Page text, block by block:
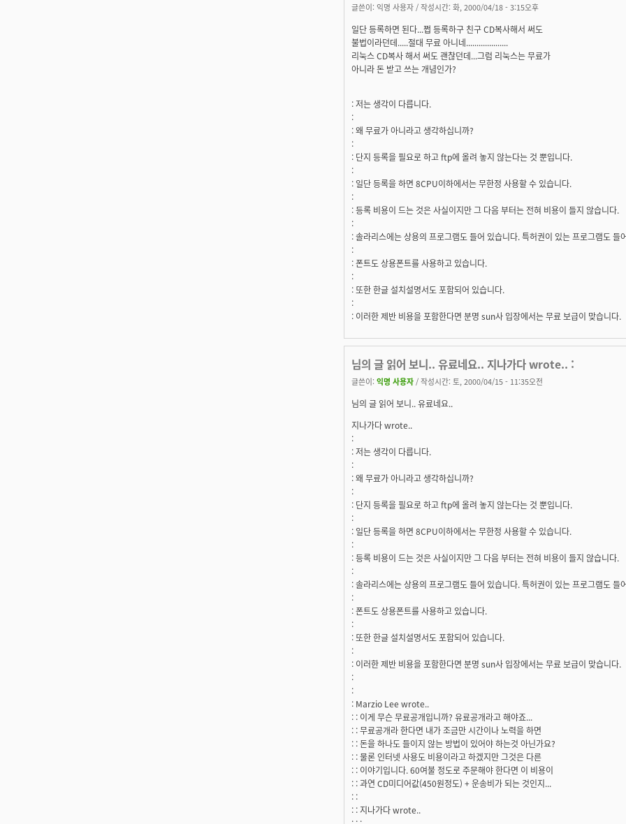
글쓴이: 익명 사용자 / 작성시간: 화, 2000/04/18 - 3:15오후
일단 등록하면 된다...쩝 등록하구 친구 CD복사해서 써도
불법이라던데.....절대 무료 아니네....................
리눅스 CD복사 해서 써도 괜찮던데...그럼 리눅스는 무료가
아니라 돈 받고 쓰는 개념인가?
: 저는 생각이 다릅니다.
:
: 왜 무료가 아니라고 생각하십니까?
:
: 단지 등록을 필요로 하고 ftp에 올려 놓지 않는다는 것 뿐입니다.
:
: 일단 등록을 하면 8CPU이하에서는 무한정 사용할 수 있습니다.
:
: 등록 비용이 드는 것은 사실이지만 그 다음 부터는 전혀 비용이 들지 않습니다.
:
: 솔라리스에는 상용의 프로그램도 들어 있습니다. 특허권이 있는 프로그램도 들
:
: 폰트도 상용폰트를 사용하고 있습니다.
:
: 또한 한글 설치설명서도 포함되어 있습니다.
:
: 이러한 제반 비용을 포함한다면 분명 sun사 입장에서는 무료 보급이 맞습니다.
님의 글 읽어 보니.. 유료네요.. 지나가다 wrote.. :
글쓴이: 익명 사용자 / 작성시간: 토, 2000/04/15 - 11:35오전
님의 글 읽어 보니.. 유료네요..
지나가다 wrote..
:
: 저는 생각이 다릅니다.
:
: 왜 무료가 아니라고 생각하십니까?
:
: 단지 등록을 필요로 하고 ftp에 올려 놓지 않는다는 것 뿐입니다.
:
: 일단 등록을 하면 8CPU이하에서는 무한정 사용할 수 있습니다.
:
: 등록 비용이 드는 것은 사실이지만 그 다음 부터는 전혀 비용이 들지 않습니다.
:
: 솔라리스에는 상용의 프로그램도 들어 있습니다. 특허권이 있는 프로그램도 들
:
: 폰트도 상용폰트를 사용하고 있습니다.
:
: 또한 한글 설치설명서도 포함되어 있습니다.
:
: 이러한 제반 비용을 포함한다면 분명 sun사 입장에서는 무료 보급이 맞습니다.
:
:
: Marzio Lee wrote..
: : 이게 무슨 무료공개입니까? 유료공개라고 해야죠...
: : 무료공개라 한다면 내가 조금만 시간이나 노력을 하면
: : 돈을 하나도 들이지 않는 방법이 있어야 하는것 아닌가요?
: : 물론 인터넷 사용도 비용이라고 하겠지만 그것은 다른
: : 이야기입니다. 60여불 정도로 주문해야 한다면 이 비용이
: : 과연 CD미디어값(450원정도) + 운송비가 되는 것인지...
: :
: : 지나가다 wrote..